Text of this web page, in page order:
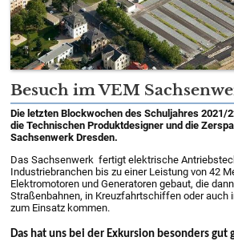
Besuch im VEM
Die letzten Blockwochen des Schuljahres 2021/
die Technischen Produktdesigner und die
Sachsenwerk Dresden.
Das Sachsenwerk fertigt elektrische
Industriebranchen bis zu einer Leistung von 42
Elektromotoren und Generatoren gebaut, die
Straßenbahnen, in Kreuzfahrtschiffen oder
zum Einsatz kommen.
Das hat uns bei der Exkursion besonders gut